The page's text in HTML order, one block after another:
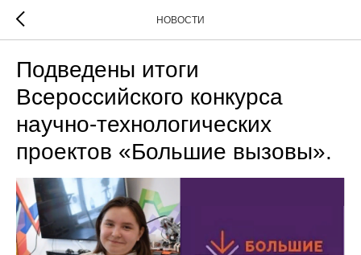
НОВОСТИ
Подведены итоги
Всероссийского конкурса
научно-технологических
проектов «Большие вызовы».